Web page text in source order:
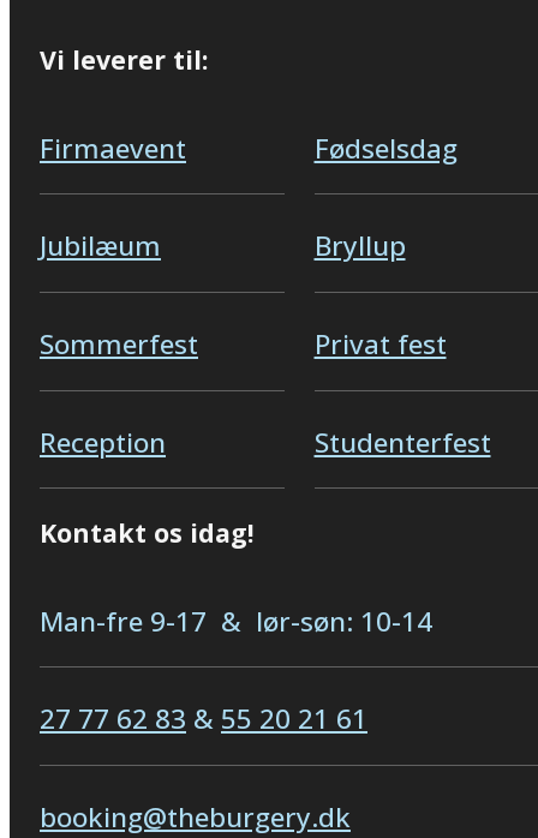
Vi leverer til:
Firmaevent Fødselsdag
Jubilæum Bryllup
Sommerfest Privat fest
Reception Studenterfest
Kontakt os idag!
Man-fre 9-17 & lør-søn: 10-14
27 77 62 83 & 55 20 21 61
booking@theburgery.dk